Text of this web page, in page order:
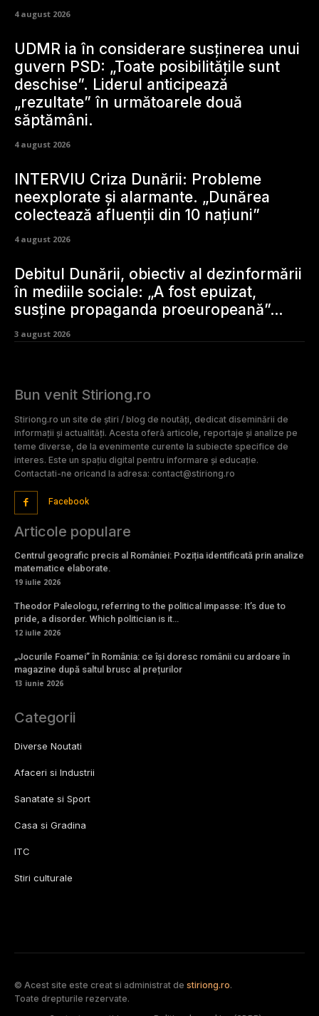
4 august 2026
UDMR ia în considerare susținerea unui
guvern PSD: „Toate posibilitățile sunt
deschise”. Liderul anticipează
„rezultate” în următoarele două
săptămâni.
4 august 2026
INTERVIU Criza Dunării: Probleme
neexplorate și alarmante. „Dunărea
colectează afluenții din 10 națiuni”
4 august 2026
Debitul Dunării, obiectiv al dezinformării
în mediile sociale: „A fost epuizat,
susține propaganda proeuropeană”…
3 august 2026
Bun venit Stiriong.ro
Stiriong.ro un site de știri / blog de noutăți, dedicat diseminării de
informații și actualități. Acesta oferă articole, reportaje și analize pe
teme diverse, de la evenimente curente la subiecte specifice de
interes. Este un spațiu digital pentru informare și educație.
Contactati-ne oricand la adresa: contact@stiriong.ro
Facebook
Articole populare
Centrul geografic precis al României: Poziția identificată prin analize
matematice elaborate.
19 iulie 2026
Theodor Paleologu, referring to the political impasse: It’s due to
pride, a disorder. Which politician is it…
12 iulie 2026
„Jocurile Foamei” în România: ce își doresc românii cu ardoare în
magazine după saltul brusc al prețurilor
13 iunie 2026
Categorii
Diverse Noutati
Afaceri si Industrii
Sanatate si Sport
Casa si Gradina
ITC
Stiri culturale
© Acest site este creat si administrat de stiriong.ro.
Toate drepturile rezervate.